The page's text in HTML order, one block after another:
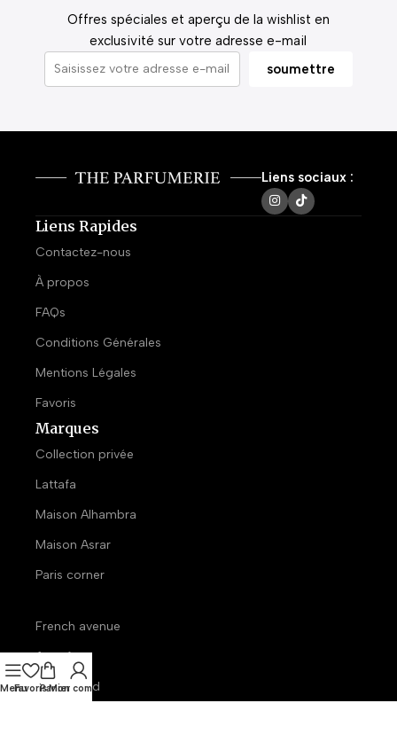
Offres spéciales et aperçu de la wishlist en
exclusivité sur votre adresse e-mail
Liens sociaux :
Liens Rapides
Contactez-nous
À propos
FAQs
Conditions Générales
Mentions Légales
Favoris
Marques
Collection privée
Lattafa
Maison Alhambra
Maison Asrar
Paris corner
French avenue
Armaf
Gulf orchid
MenuFavorisPanier
Mon compte